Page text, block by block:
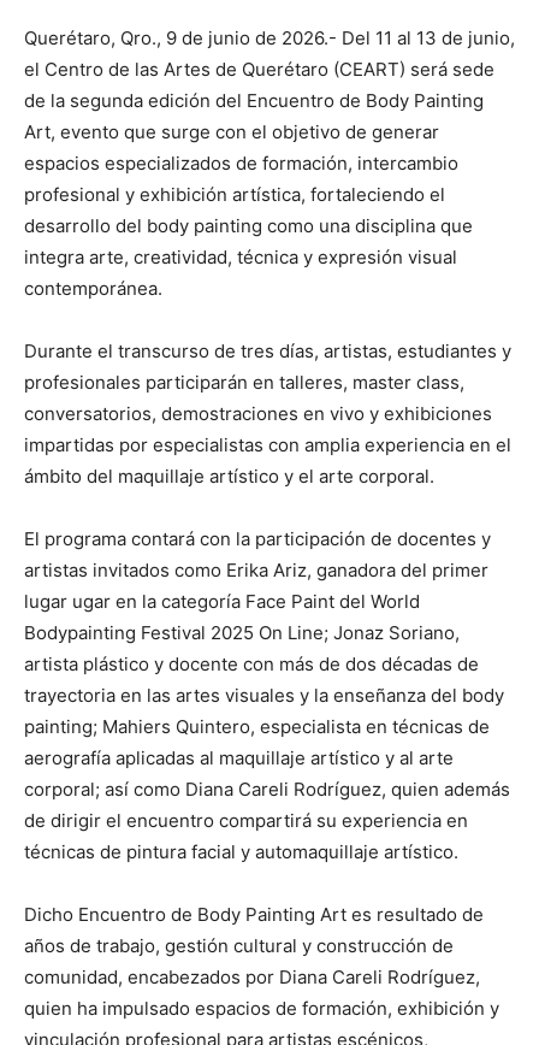
Querétaro, Qro., 9 de junio de 2026.- Del 11 al 13 de junio,
el Centro de las Artes de Querétaro (CEART) será sede
de la segunda edición del Encuentro de Body Painting
Art, evento que surge con el objetivo de generar
espacios especializados de formación, intercambio
profesional y exhibición artística, fortaleciendo el
desarrollo del body painting como una disciplina que
integra arte, creatividad, técnica y expresión visual
contemporánea.
Durante el transcurso de tres días, artistas, estudiantes y
profesionales participarán en talleres, master class,
conversatorios, demostraciones en vivo y exhibiciones
impartidas por especialistas con amplia experiencia en el
ámbito del maquillaje artístico y el arte corporal.
El programa contará con la participación de docentes y
artistas invitados como Erika Ariz, ganadora del primer
lugar ugar en la categoría Face Paint del World
Bodypainting Festival 2025 On Line; Jonaz Soriano,
artista plástico y docente con más de dos décadas de
trayectoria en las artes visuales y la enseñanza del body
painting; Mahiers Quintero, especialista en técnicas de
aerografía aplicadas al maquillaje artístico y al arte
corporal; así como Diana Careli Rodríguez, quien además
de dirigir el encuentro compartirá su experiencia en
técnicas de pintura facial y automaquillaje artístico.
Dicho Encuentro de Body Painting Art es resultado de
años de trabajo, gestión cultural y construcción de
comunidad, encabezados por Diana Careli Rodríguez,
quien ha impulsado espacios de formación, exhibición y
vinculación profesional para artistas escénicos,